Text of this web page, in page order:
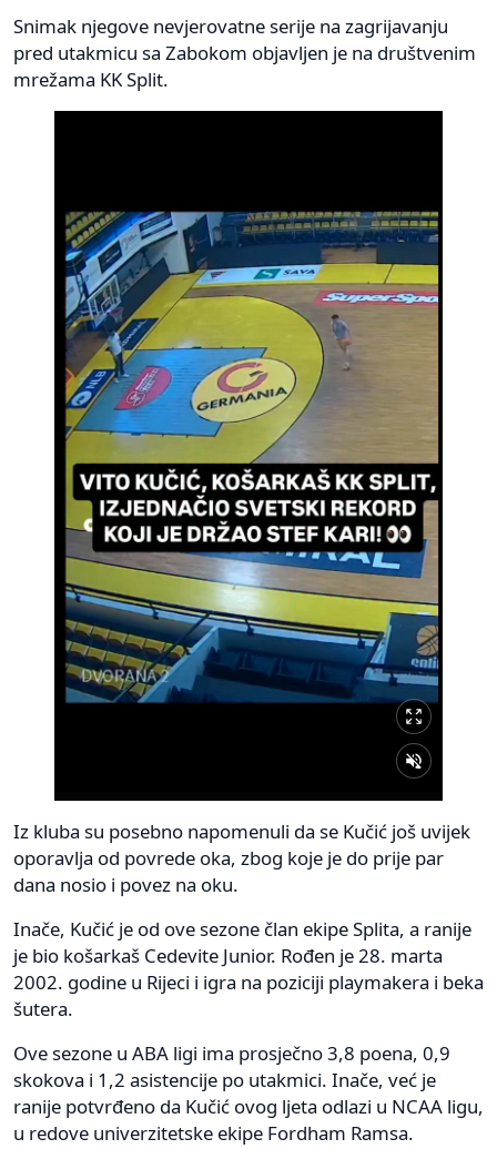
Snimak njegove nevjerovatne serije na zagrijavanju
pred utakmicu sa Zabokom objavljen je na društvenim
mrežama KK Split.
Iz kluba su posebno napomenuli da se Kučić još uvijek
oporavlja od povrede oka, zbog koje je do prije par
dana nosio i povez na oku.
Inače, Kučić je od ove sezone član ekipe Splita, a ranije
je bio košarkaš Cedevite Junior. Rođen je 28. marta
2002. godine u Rijeci i igra na poziciji playmakera i beka
šutera.
Ove sezone u ABA ligi ima prosječno 3,8 poena, 0,9
skokova i 1,2 asistencije po utakmici. Inače, već je
ranije potvrđeno da Kučić ovog ljeta odlazi u NCAA ligu,
u redove univerzitetske ekipe Fordham Ramsa.